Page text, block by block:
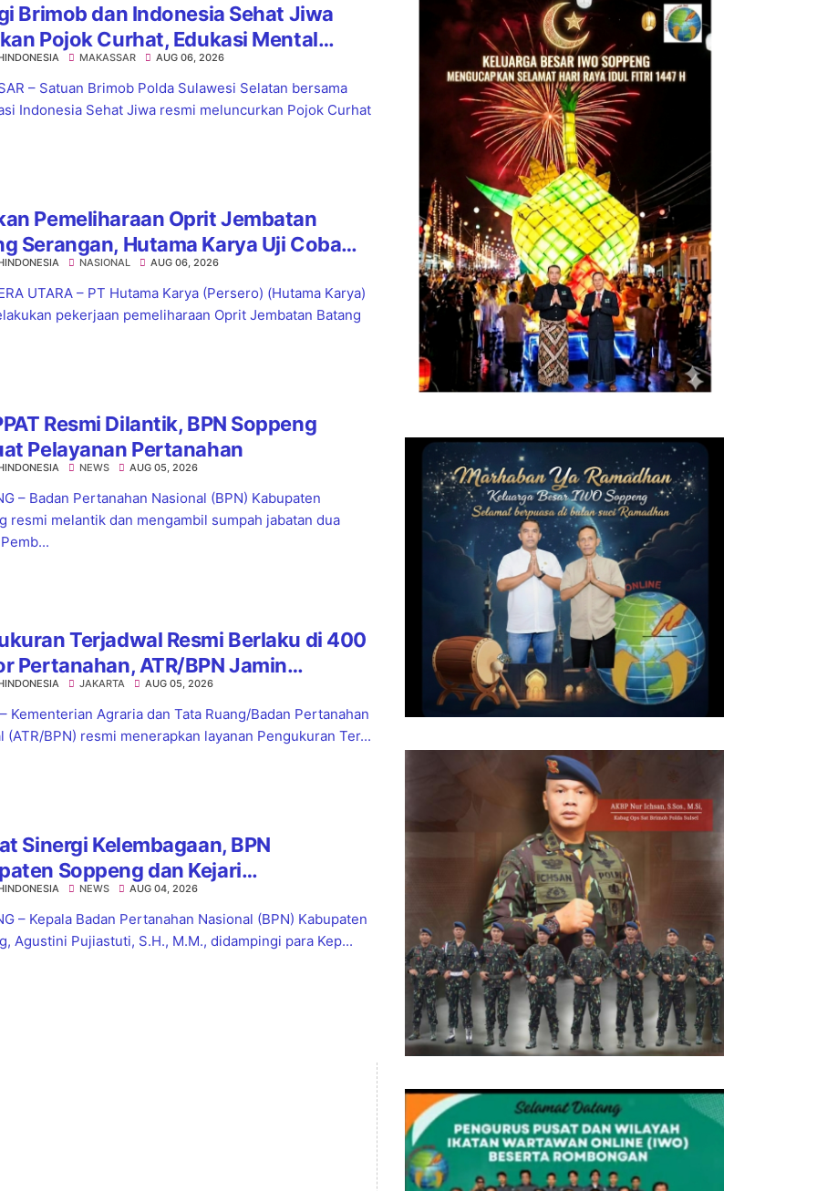
Brimob dan Indonesia Sehat Jiwa
Pojok Curhat, Edukasi Mental
Anti-Bullying
MAKASSAR AUG 06, 2026
– Satuan Brimob Polda Sulawesi Selatan bersama
Indonesia Sehat Jiwa resmi meluncurkan Pojok Curhat
Pemeliharaan Oprit Jembatan
Serangan, Hutama Karya Uji Coba
di KM 55 Tol Binjai–Langsa
NASIONAL AUG 06, 2026
UTARA – PT Hutama Karya (Persero) (Hutama Karya)
pekerjaan pemeliharaan Oprit Jembatan Batang
Resmi Dilantik, BPN Soppeng
Pelayanan Pertanahan
NEWS AUG 05, 2026
– Badan Pertanahan Nasional (BPN) Kabupaten
resmi melantik dan mengambil sumpah jabatan dua
Terjadwal Resmi Berlaku di 400
Pertanahan, ATR/BPN Jamin
Layanan Maksimal 7 Hari
JAKARTA AUG 05, 2026
Kementerian Agraria dan Tata Ruang/Badan Pertanahan
(ATR/BPN) resmi menerapkan layanan Pengukuran Ter...
Sinergi Kelembagaan, BPN
Soppeng dan Kejari
Perkuat Koordinasi
Pertanahan
NEWS AUG 04, 2026
– Kepala Badan Pertanahan Nasional (BPN) Kabupaten
Agustini Pujiastuti, S.H., M.M., didampingi para Kep...